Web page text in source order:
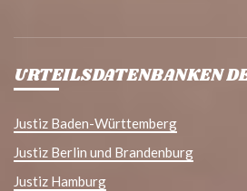
URTEILSDATENBANKEN
Justiz Baden-Württemberg
Justiz Berlin und Brandenburg
Justiz Hamburg